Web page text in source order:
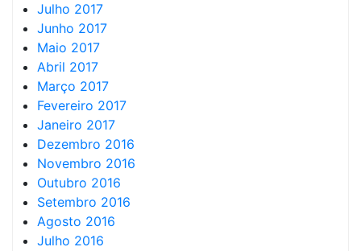
Julho 2017
Junho 2017
Maio 2017
Abril 2017
Março 2017
Fevereiro 2017
Janeiro 2017
Dezembro 2016
Novembro 2016
Outubro 2016
Setembro 2016
Agosto 2016
Julho 2016